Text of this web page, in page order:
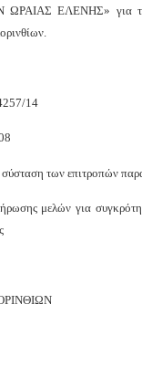
ΕΛΕΝΗΣ» για το
14
των επιτροπών
μελών για